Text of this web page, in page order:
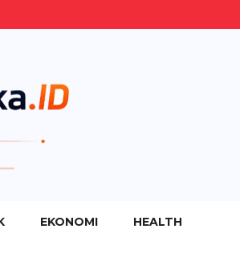
EKONOMI HEALTH